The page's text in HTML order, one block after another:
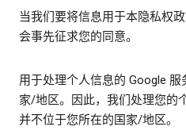
当我们要将信息用于本隐私权
会事先征求您的同意。
用于处理个人信息的 Google
家/地区。因此，我们处理您的
并不位于您所在的国家/地区。